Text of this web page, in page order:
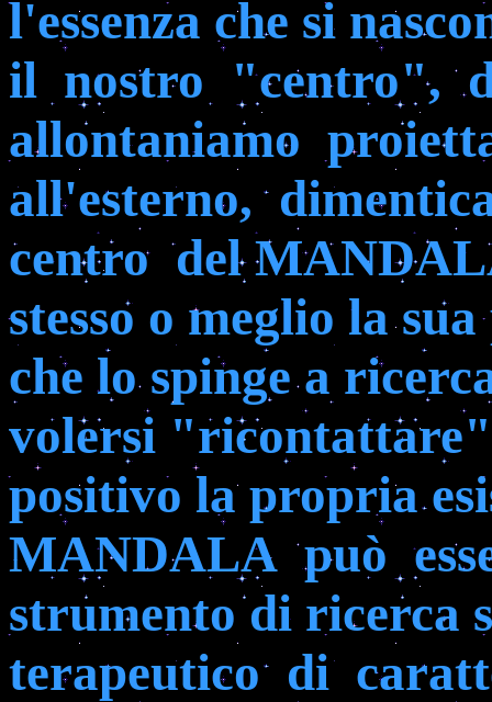
l'essenza che si
il nostro "centro",
allontaniamo
all'esterno,
centro del
stesso o meglio la
che lo spinge a
volersi
positivo la propria
MANDALA può
strumento di ricerca
terapeutico di